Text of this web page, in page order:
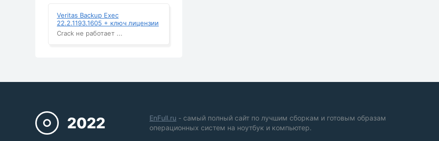
Veritas Backup Exec
22.2.1193.1605 + ключ лицензии
Crack не работает ...
2022 EnFull.ru - самый полный сайт по лучшим сборкам и готовым образам
операционных систем на ноутбук и компьютер.